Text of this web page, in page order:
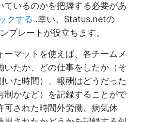
ているのかを把握する必要があ
クする .幸い、Status.netの
プレートが役立ちます。
ーマットを使えば、各チームメ
いたか、どの仕事をしたか（そ
いた時間）、報酬はどうだった
制かなど）を記録することがで
可された時間外労働、病気休